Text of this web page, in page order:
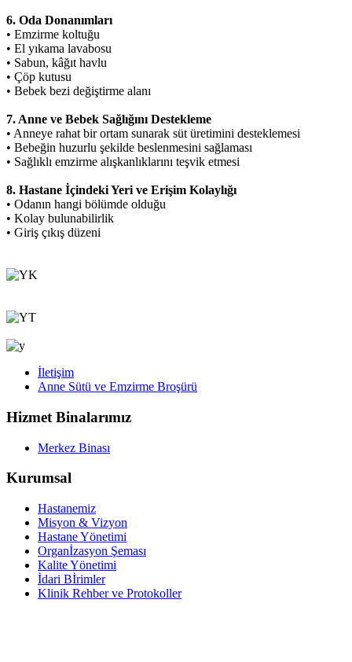
6. Oda Donanımları
• Emzirme koltuğu
• El yıkama lavabosu
• Sabun, kâğıt havlu
• Çöp kutusu
• Bebek bezi değiştirme alanı
7. Anne ve Bebek Sağlığını Destekleme
• Anneye rahat bir ortam sunarak süt üretimini desteklemesi
• Bebeğin huzurlu şekilde beslenmesini sağlaması
• Sağlıklı emzirme alışkanlıklarını teşvik etmesi
8. Hastane İçindeki Yeri ve Erişim Kolaylığı
• Odanın hangi bölümde olduğu
• Kolay bulunabilirlik
• Giriş çıkış düzeni
İletişim
Anne Sütü ve Emzirme Broşürü
Hizmet Binalarımız
Merkez Binası
Kurumsal
Hastanemiz
Misyon & Vizyon
Hastane Yönetimi
Organİzasyon Şeması
Kalite Yönetimi
İdari Bİrimler
Klinik Rehber ve Protokoller